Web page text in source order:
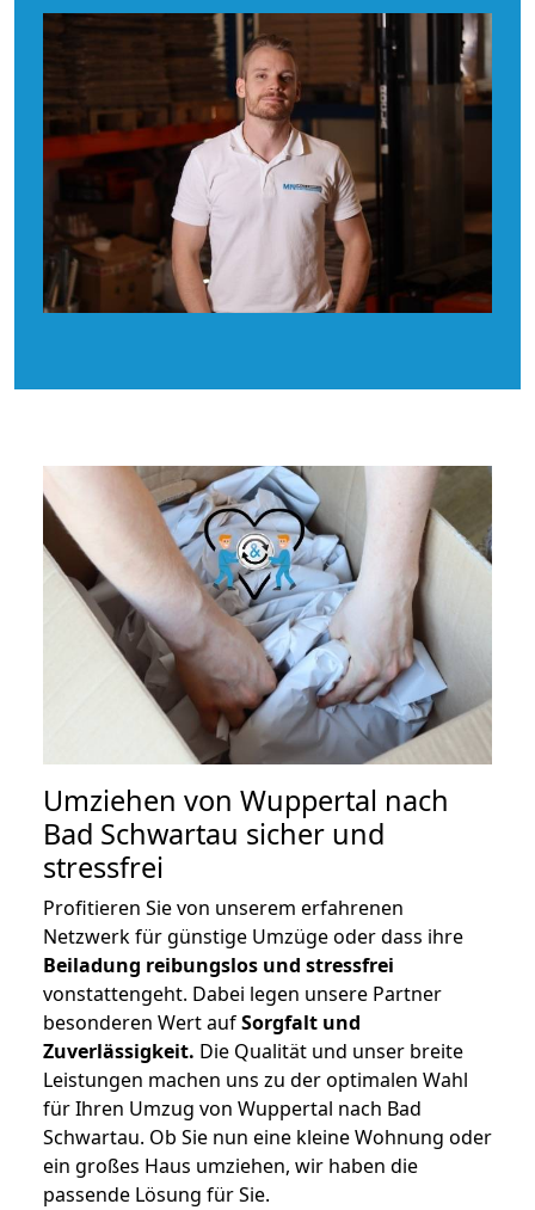
Umziehen von Wuppertal nach
Bad Schwartau sicher und
stressfrei
Profitieren Sie von unserem erfahrenen
Netzwerk für günstige Umzüge oder dass ihre
Beiladung reibungslos und stressfrei
vonstattengeht. Dabei legen unsere Partner
besonderen Wert aufSorgfalt und
Zuverlässigkeit. Die Qualität und unser breite
Leistungen machen uns zu der optimalen Wahl
für Ihren Umzug von Wuppertal nach Bad
Schwartau. Ob Sie nun eine kleine Wohnung oder
ein großes Haus umziehen, wir haben die
passende Lösung für Sie.